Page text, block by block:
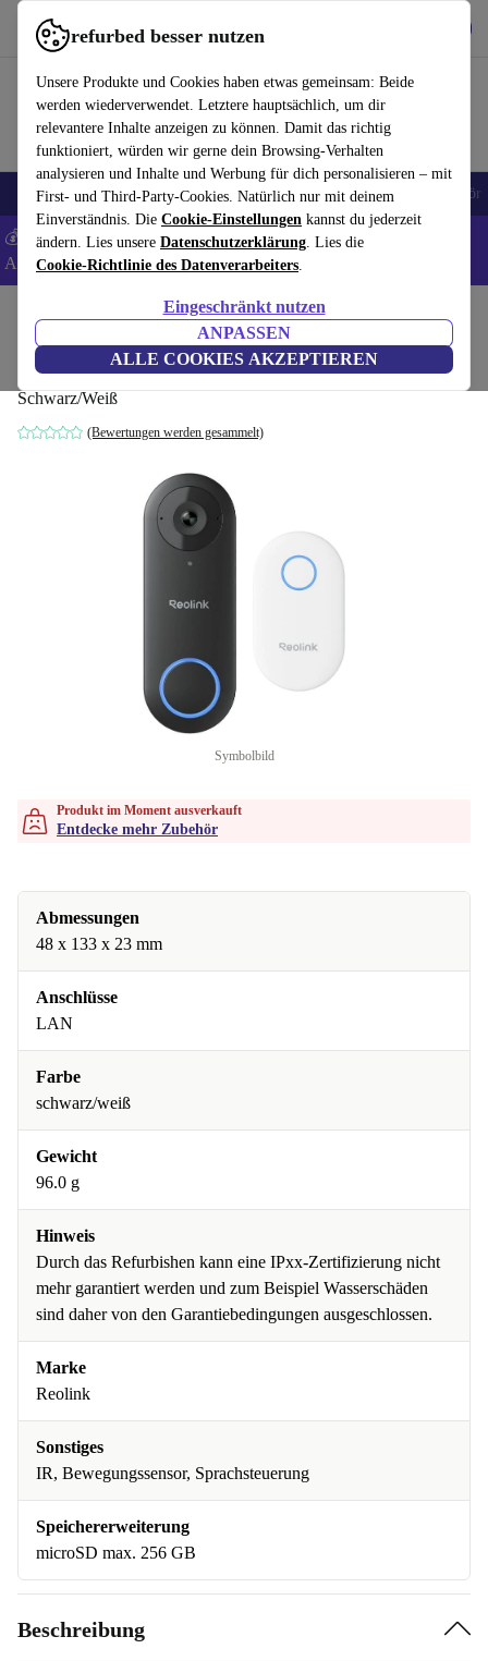
refurbed besser nutzen
Unsere Produkte und Cookies haben etwas gemeinsam: Beide
werden wiederverwendet. Letztere hauptsächlich, um dir
relevantere Inhalte anzeigen zu können. Damit das richtig
funktioniert, würden wir gerne dein Browsing-Verhalten
analysieren und Inhalte und Werbung für dich personalisieren – mit
First- und Third-Party-Cookies. Natürlich nur mit deinem
Einverständnis. Die Cookie-Einstellungen kannst du jederzeit
ändern. Lies unsere Datenschutzerklärung. Lies die
Cookie-Richtlinie des Datenverarbeiters.
Eingeschränkt nutzen
ANPASSEN
ALLE COOKIES AKZEPTIEREN
refurbed schnell und einfach nutzen
🎒 Back to school Handys Laptops Tablets Smartwatches Zubehör
💰 Extra -5% auf Samsung- und Google-Smartphones - Code:
ANDROID5 -AGB
Zubehör
Reolink Video-Türklingel PoE
Schwarz/Weiß
(Bewertungen werden gesammelt)
Symbolbild
Produkt im Moment ausverkauft
Entdecke mehr Zubehör
Abmessungen
48 x 133 x 23 mm
Anschlüsse
LAN
Farbe
schwarz/weiß
Gewicht
96.0 g
Hinweis
Durch das Refurbishen kann eine IPxx-Zertifizierung nicht
mehr garantiert werden und zum Beispiel Wasserschäden
sind daher von den Garantiebedingungen ausgeschlossen.
Marke
Reolink
Sonstiges
IR, Bewegungssensor, Sprachsteuerung
Speichererweiterung
microSD max. 256 GB
Beschreibung